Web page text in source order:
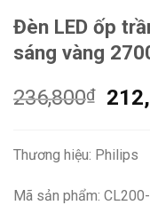
Đèn LED ốp
sáng vàng
236,800₫
Giá
Thương hiệu: Philips
Mã sản phẩm: